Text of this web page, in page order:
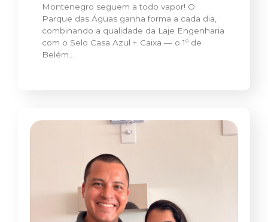
Montenegro seguem a todo vapor! O
Parque das Águas ganha forma a cada dia,
combinando a qualidade da Laje Engenharia
com o Selo Casa Azul + Caixa — o 1º de
Belém…